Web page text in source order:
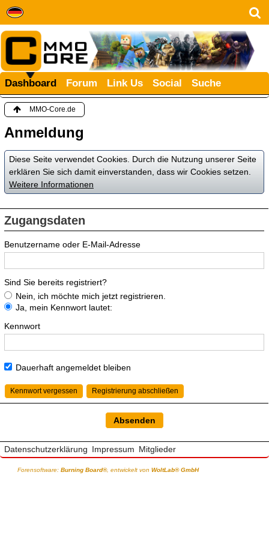
Dashboard Forum Link Us Social Suche
MMO-Core.de
Anmeldung
Diese Seite verwendet Cookies. Durch die Nutzung unserer Seite
erklären Sie sich damit einverstanden, dass wir Cookies setzen.
Weitere Informationen
Zugangsdaten
Benutzername oder E-Mail-Adresse
Sind Sie bereits registriert?
Nein, ich möchte mich jetzt registrieren.
Ja, mein Kennwort lautet:
Kennwort
Dauerhaft angemeldet bleiben
Kennwort vergessen Registrierung abschließen
Datenschutzerklärung Impressum Mitglieder
Forensoftware: Burning Board®, entwickelt von WoltLab® GmbH